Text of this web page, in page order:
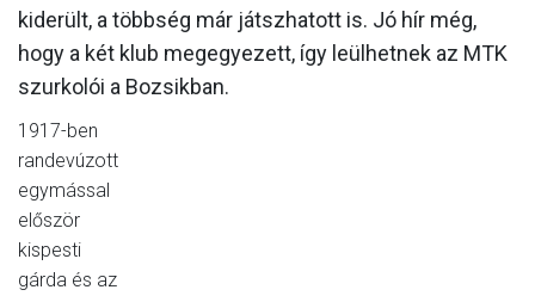
kiderült, a többség már játszhatott is. Jó hír még,
hogy a két klub megegyezett, így leülhetnek az MTK
szurkolói a Bozsikban.
1917-ben
randevúzott
egymással
először
kispesti
gárda és az